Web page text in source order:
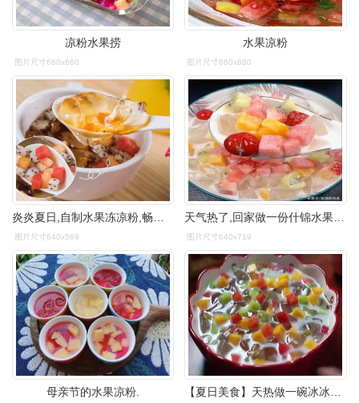
凉粉水果捞
图片尺寸660x660
水果凉粉
图片尺寸660x880
图片尺寸640x569 图片尺寸640x719
母亲节的水果凉粉.